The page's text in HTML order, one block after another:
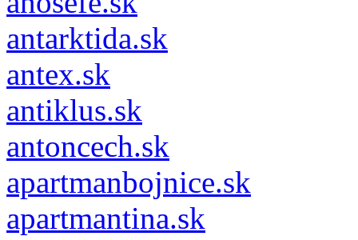
antarktida.sk
antex.sk
antiklus.sk
antoncech.sk
apartmanbojnice.sk
apartmantina.sk